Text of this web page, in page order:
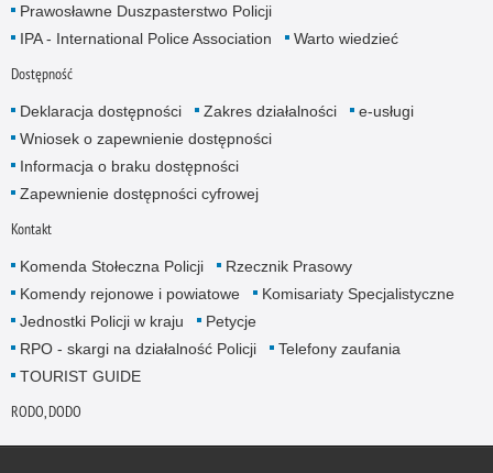
Prawosławne Duszpasterstwo Policji
IPA - International Police Association
Warto wiedzieć
Dostępność
Deklaracja dostępności Zakres działalności
e-usługi
Wniosek o zapewnienie dostępności
Informacja o braku dostępności
Zapewnienie dostępności cyfrowej
Kontakt
Komenda Stołeczna Policji
Rzecznik Prasowy
Komendy rejonowe i powiatowe
Komisariaty Specjalistyczne
Jednostki Policji w kraju
Petycje
RPO - skargi na działalność Policji
Telefony zaufania
TOURIST GUIDE
RODO, DODO